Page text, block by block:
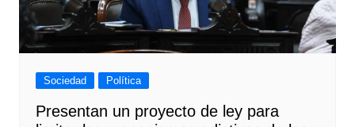
Sociedad Política
Presentan un proyecto de ley para